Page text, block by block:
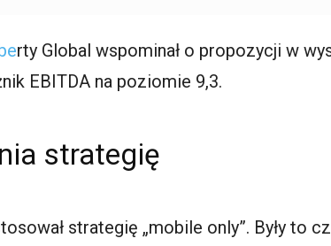
rty Global wspominał o propozycji w
EBITDA na poziomie 9,3.
strategię
strategię „mobile only”. Były to